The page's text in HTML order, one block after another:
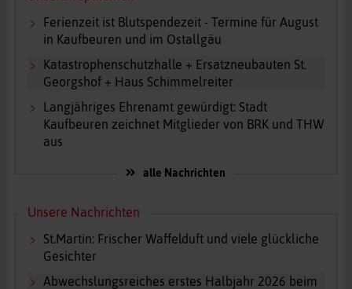
Ferienzeit ist Blutspendezeit - Termine für August
in Kaufbeuren und im Ostallgäu
Katastrophenschutzhalle + Ersatzneubauten St.
Georgshof + Haus Schimmelreiter
Langjähriges Ehrenamt gewürdigt: Stadt
Kaufbeuren zeichnet Mitglieder von BRK und THW
aus
alle Nachrichten
Unsere Nachrichten
St.Martin: Frischer Waffelduft und viele glückliche
Gesichter
Abwechslungsreiches erstes Halbjahr 2026 beim